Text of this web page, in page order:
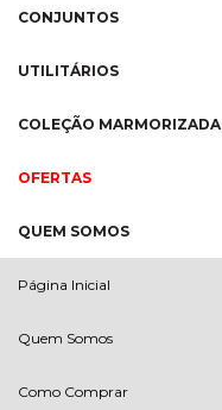
CONJUNTOS
UTILITÁRIOS
COLEÇÃO MARMORIZADA
OFERTAS
QUEM SOMOS
Página Inicial
Quem Somos
Como Comprar